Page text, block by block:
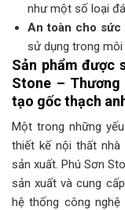
như một số loại
An toàn cho sức
sử dụng trong
Sản phẩm được
Stone –
tạo gốc thạch
Một trong những
thiết kế nội thất nhà
sản xuất. Phú Sơn
sản xuất và cung
hệ thống công